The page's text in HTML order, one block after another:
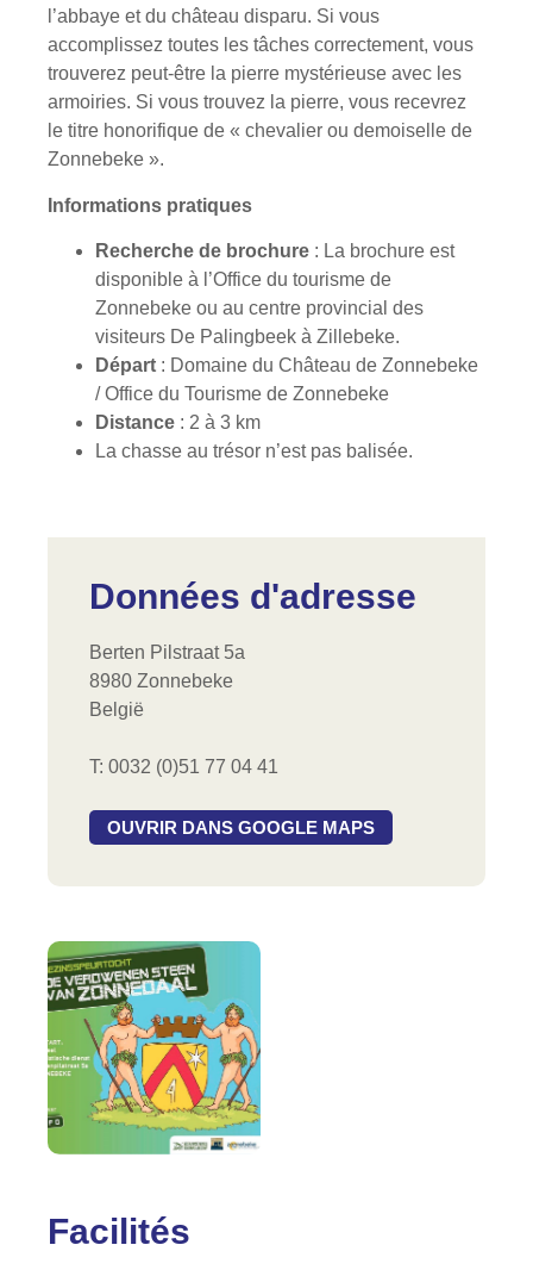
l’abbaye et du château disparu. Si vous
accomplissez toutes les tâches correctement, vous
trouverez peut-être la pierre mystérieuse avec les
armoiries. Si vous trouvez la pierre, vous recevrez
le titre honorifique de « chevalier ou demoiselle de
Zonnebeke ».
Informations pratiques
Recherche de brochure : La brochure est
disponible à l’Office du tourisme de
Zonnebeke ou au centre provincial des
visiteurs De Palingbeek à Zillebeke.
Départ : Domaine du Château de Zonnebeke
/ Office du Tourisme de Zonnebeke
Distance : 2 à 3 km
La chasse au trésor n’est pas balisée.
Données d'adresse
Berten Pilstraat 5a
8980 Zonnebeke
België
T: 0032 (0)51 77 04 41
OUVRIR DANS GOOGLE MAPS
Facilités